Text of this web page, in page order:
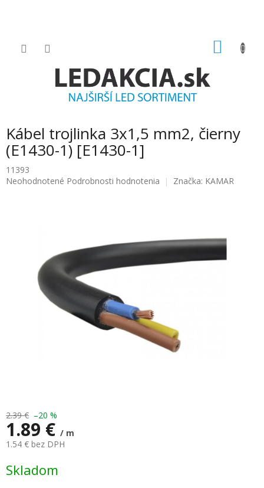
Kábel trojlinka 3x1,5 mm2, čierny
(E1430-1) [E1430-1]
11393
Priemerné
hviezdičiek.
Neohodnotené Podrobnosti hodnotenia Značka: KAMAR
2.39 € –20 %
1.89 € / m
1.54 € bez DPH
cena:
Skladom